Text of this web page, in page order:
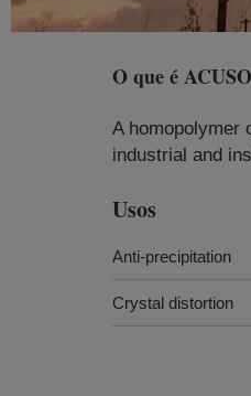
O que é
A homopolymer
industrial and
Usos
Anti-precipitation
Crystal distortion